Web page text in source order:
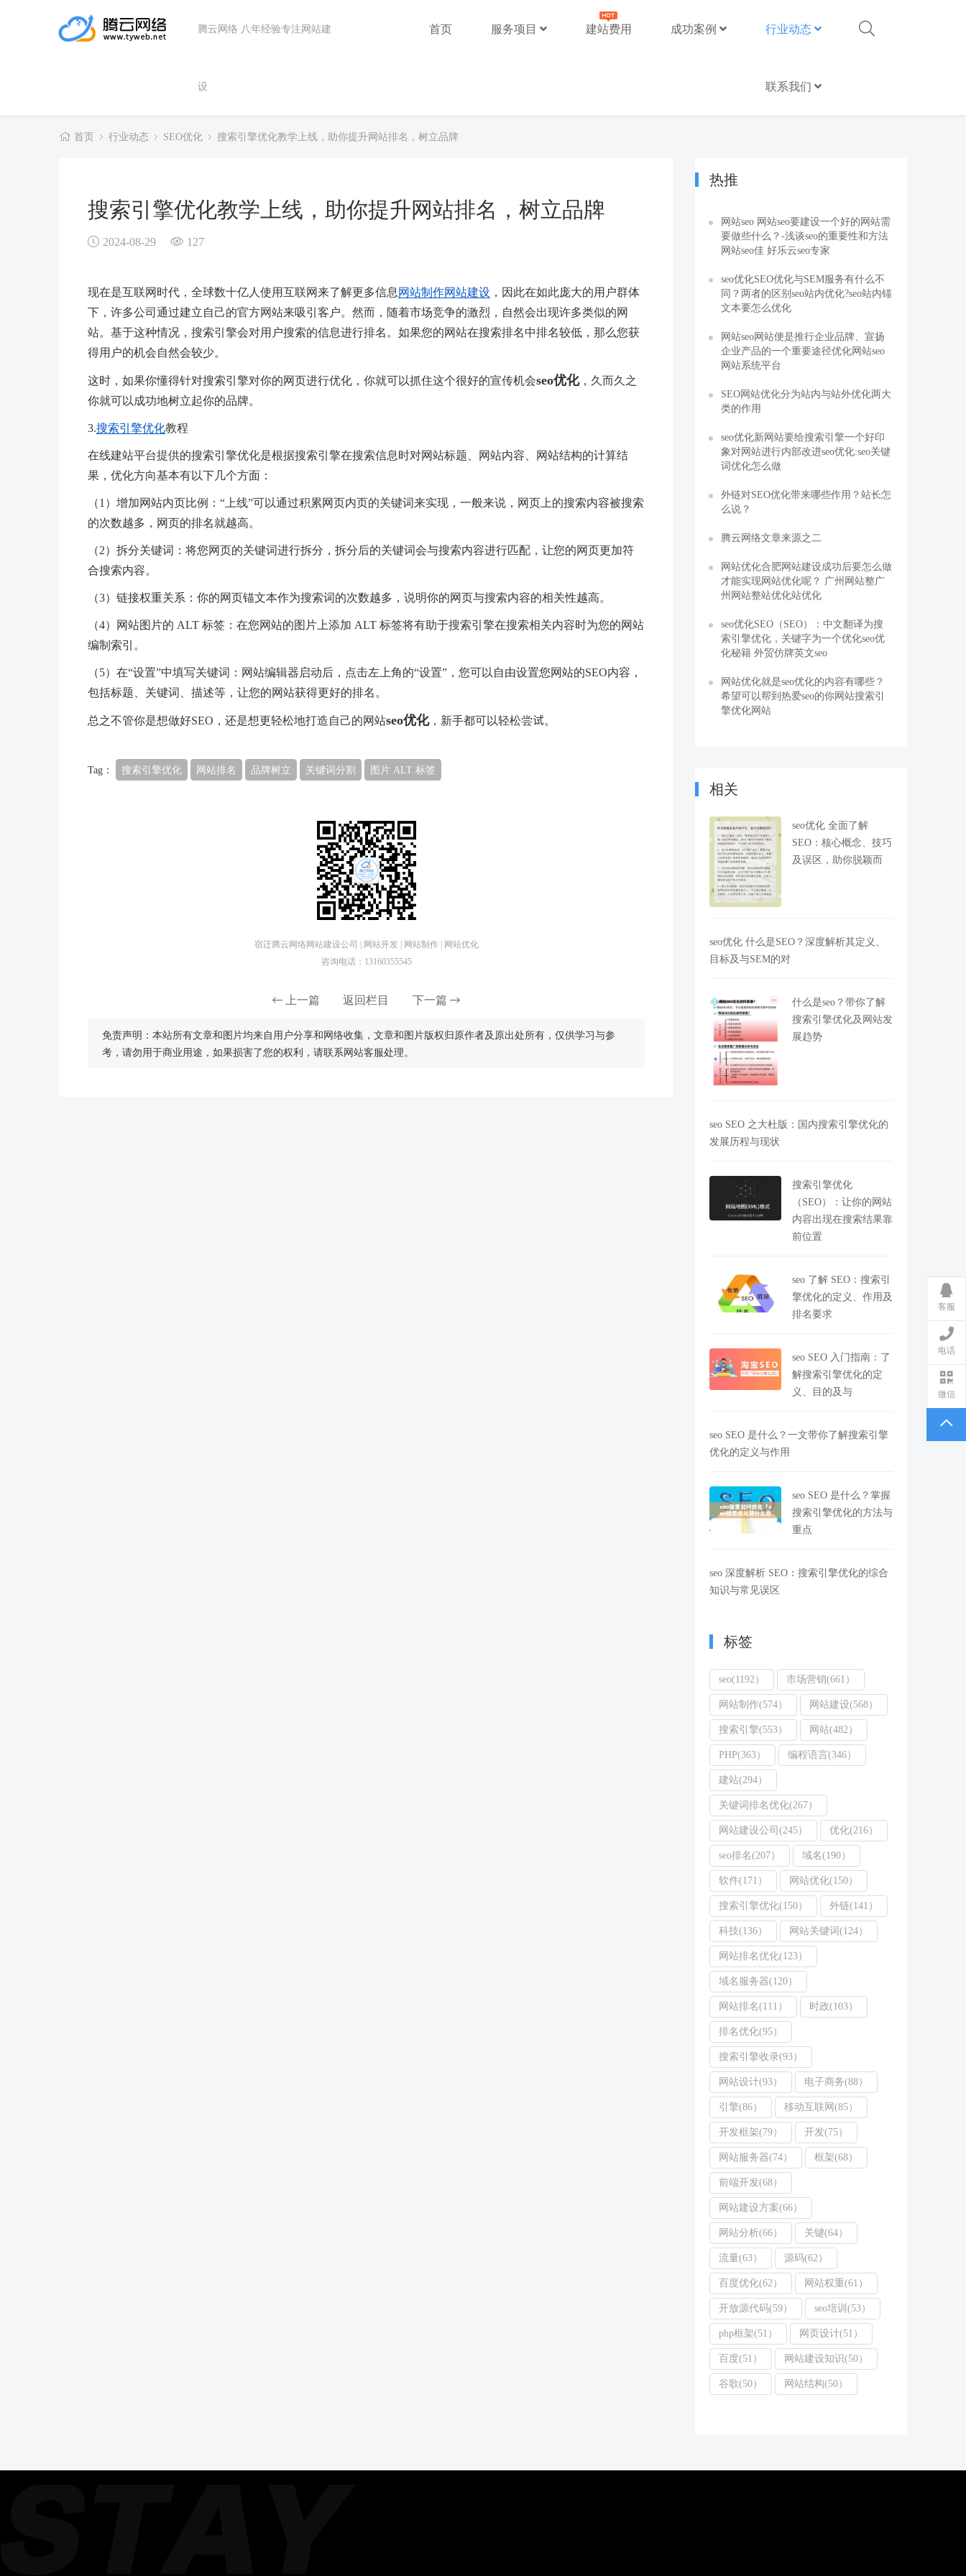
腾云网络 八年经验专注网站建
设
首页 服务项目 建站费用 成功案例 行业动态
联系我们
首页 行业动态 SEO优化 搜索引擎优化教学上线，助你提升网站排名，树立品牌
搜索引擎优化教学上线，助你提升网站排名，树立品牌
2024-08-29 127
现在是互联网时代，全球数十亿人使用互联网来了解更多信息 网站制作网站建设 ，因此在如此庞大的用户群体
下，许多公司通过建立自己的官方网站来吸引客户。然而，随着市场竞争的激烈，自然会出现许多类似的网
站。基于这种情况，搜索引擎会对用户搜索的信息进行排名。如果您的网站在搜索排名中排名较低，那么您获
得用户的机会自然会较少。
这时，如果你懂得针对搜索引擎对你的网页进行优化，你就可以抓住这个很好的宣传机会seo优化，久而久之
你就可以成功地树立起你的品牌。
3. 搜索引擎优化教程
在线建站平台提供的搜索引擎优化是根据搜索引擎在搜索信息时对网站标题、网站内容、网站结构的计算结
果，优化方向基本有以下几个方面：
（1）增加网站内页比例：“上线”可以通过积累网页内页的关键词来实现，一般来说，网页上的搜索内容被搜索
的次数越多，网页的排名就越高。
（2）拆分关键词：将您网页的关键词进行拆分，拆分后的关键词会与搜索内容进行匹配，让您的网页更加符
合搜索内容。
（3）链接权重关系：你的网页锚文本作为搜索词的次数越多，说明你的网页与搜索内容的相关性越高。
（4）网站图片的 ALT 标签：在您网站的图片上添加 ALT 标签将有助于搜索引擎在搜索相关内容时为您的网站
编制索引。
（5）在“设置”中填写关键词：网站编辑器启动后，点击左上角的“设置”，您可以自由设置您网站的SEO内容，
包括标题、关键词、描述等，让您的网站获得更好的排名。
总之不管你是想做好SEO，还是想更轻松地打造自己的网站seo优化，新手都可以轻松尝试。
Tag： 搜索引擎优化 网站排名 品牌树立 关键词分割 图片 ALT 标签
宿迁腾云网络网站建设公司 | 网站开发 | 网站制作 | 网站优化
咨询电话：13160355545
上一篇 返回栏目 下一篇
免责声明：本站所有文章和图片均来自用户分享和网络收集，文章和图片版权归原作者及原出处所有，仅供学习与参
考，请勿用于商业用途，如果损害了您的权利，请联系网站客服处理。
热推
网站seo 网站seo要建设一个好的网站需
要做些什么？-浅谈seo的重要性和方法
网站seo佳 好乐云seo专家
seo优化SEO优化与SEM服务有什么不
同？两者的区别seo站内优化?seo站内锚
文本要怎么优化
网站seo网站便是推行企业品牌、宣扬
企业产品的一个重要途径优化网站seo
网站系统平台
SEO网站优化分为站内与站外优化两大
类的作用
seo优化新网站要给搜索引擎一个好印
象对网站进行内部改进seo优化:seo关键
词优化怎么做
外链对SEO优化带来哪些作用？站长怎
么说？
腾云网络文章来源之二
网站优化合肥网站建设成功后要怎么做
才能实现网站优化呢？ 广州网站整广
州网站整站优化站优化
seo优化SEO（SEO）：中文翻译为搜
索引擎优化，关键字为一个优化seo优
化秘籍 外贸仿牌英文seo
网站优化就是seo优化的内容有哪些？
希望可以帮到热爱seo的你网站搜索引
擎优化网站
相关
seo优化 全面了解
SEO：核心概念、技巧
及误区，助你脱颖而
seo优化 什么是SEO？深度解析其定义、
目标及与SEM的对
什么是seo？带你了解
搜索引擎优化及网站发
展趋势
seo SEO 之大杜版：国内搜索引擎优化的
发展历程与现状
搜索引擎优化
（SEO）：让你的网站
内容出现在搜索结果靠
前位置
seo 了解 SEO：搜索引
擎优化的定义、作用及
排名要求
seo SEO 入门指南：了
解搜索引擎优化的定
义、目的及与
seo SEO 是什么？一文带你了解搜索引擎
优化的定义与作用
seo SEO 是什么？掌握
搜索引擎优化的方法与
重点
seo 深度解析 SEO：搜索引擎优化的综合
知识与常见误区
标签
seo(1192） 市场营销(661）
网站制作(574） 网站建设(568）
搜索引擎(553） 网站(482）
PHP(363） 编程语言(346）
建站(294）
关键词排名优化(267）
网站建设公司(245） 优化(216）
seo排名(207） 域名(190）
软件(171） 网站优化(150）
搜索引擎优化(150） 外链(141）
科技(136） 网站关键词(124）
网站排名优化(123）
域名服务器(120）
网站排名(111） 时政(103）
排名优化(95）
搜索引擎收录(93）
网站设计(93） 电子商务(88）
引擎(86） 移动互联网(85）
开发框架(79） 开发(75）
网站服务器(74） 框架(68）
前端开发(68）
网站建设方案(66）
网站分析(66） 关键(64）
流量(63） 源码(62）
百度优化(62） 网站权重(61）
开放源代码(59） seo培训(53）
php框架(51） 网页设计(51）
百度(51） 网站建设知识(50）
谷歌(50） 网站结构(50）
客服
电话
微信